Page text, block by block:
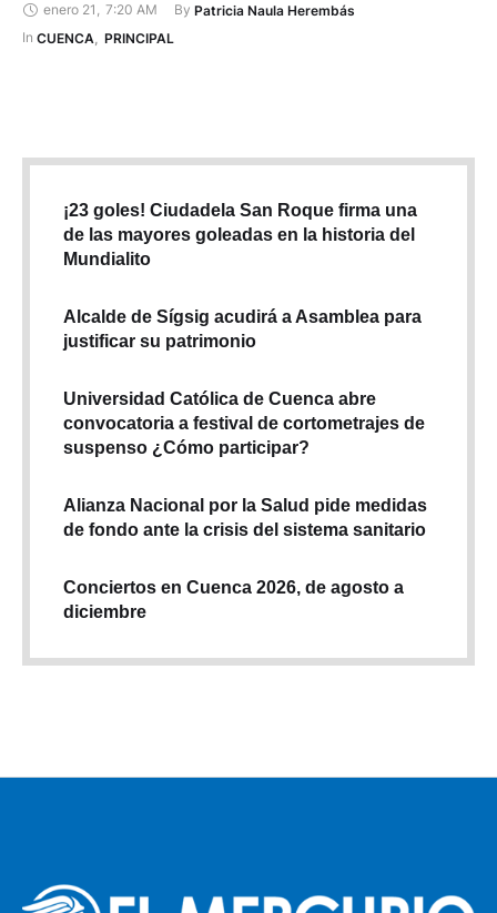
memoria y la tradición, lo dio a conocer la Alcaldía. Los viernes
y sábados de 19:00 a 21:00, los cuencanos y …
enero 21 , 7:20 AM By Patricia Naula Herembás
In CUENCA PRINCIPAL
¡23 goles! Ciudadela San Roque firma una
de las mayores goleadas en la historia del
Mundialito
Alcalde de Sígsig acudirá a Asamblea para
justificar su patrimonio
Universidad Católica de Cuenca abre
convocatoria a festival de cortometrajes de
suspenso ¿Cómo participar?
Alianza Nacional por la Salud pide medidas
de fondo ante la crisis del sistema sanitario
Conciertos en Cuenca 2026, de agosto a
diciembre